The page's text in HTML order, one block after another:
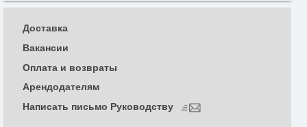
Доставка
Вакансии
Оплата и возвраты
Арендодателям
Написать письмо Руководству